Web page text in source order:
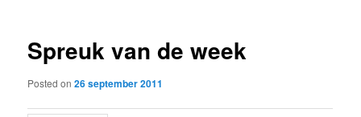
content
Spreuk van de week
Posted on26 september 2011